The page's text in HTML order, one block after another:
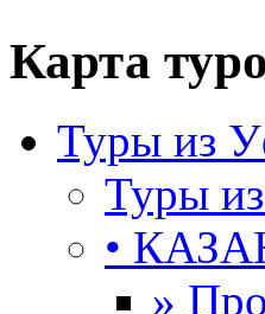
Карта
Туры из
Туры
•
»